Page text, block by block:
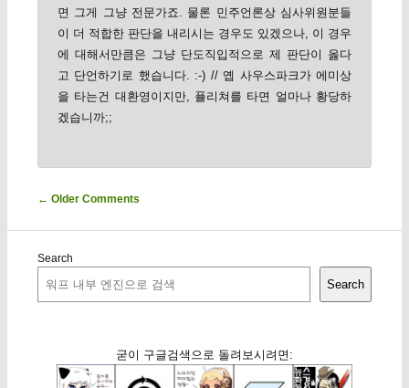
면 그게 그냥 전문가죠. 물론 민주언론상 심사위원분들
이 더 적합한 판단을 내리시는 경우도 있겠으나, 이 경우
에 대해서만큼은 그냥 단도직입적으로 제 판단이 옳다
고 단언하기로 했습니다. :-) // 옙 사우스파크가 에미상
을 타는건 대환영이지만, 퓰리쳐를 타면 얼마나 황당하
겠습니까;;
Comment navigation
← Older Comments
Search
Search
굳이 구글검색으로 돌려보시려면: